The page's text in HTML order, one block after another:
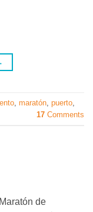
maratón puerto
17 Comments
de